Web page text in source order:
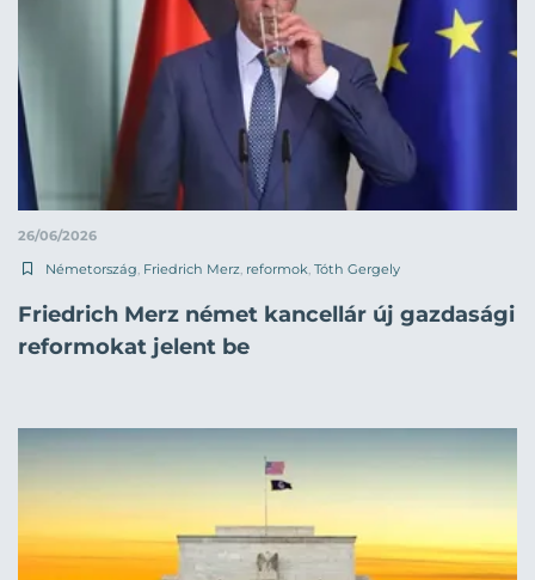
26/06/2026
Németország, Friedrich Merz, reformok, Tóth Gergely
Friedrich Merz német kancellár új gazdasági
reformokat jelent be